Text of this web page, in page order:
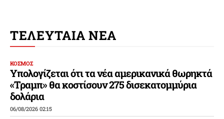
ΤΕΛΕΥΤΑΙΑ ΝΕΑ
ΚΟΣΜΟΣ
Υπολογίζεται ότι τα νέα αμερικανικά θωρηκτά
«Τραμπ» θα κοστίσουν 275 δισεκατομμύρια
δολάρια
06/08/2026 02:15